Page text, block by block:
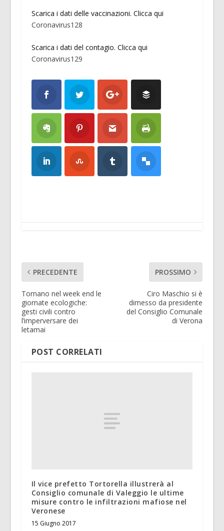
Scarica i dati delle vaccinazioni. Clicca qui
Coronavirus128
Scarica i dati del contagio. Clicca qui
Coronavirus129
PRECEDENTE
Tornano nel week end le
giornate ecologiche:
gesti civili contro
l’imperversare dei
letamai
PROSSIMO
Ciro Maschio si è
dimesso da presidente
del Consiglio Comunale
di Verona
POST CORRELATI
Il vice prefetto Tortorella illustrerà al
Consiglio comunale di Valeggio le ultime
misure contro le infiltrazioni mafiose nel
Veronese
15 Giugno 2017